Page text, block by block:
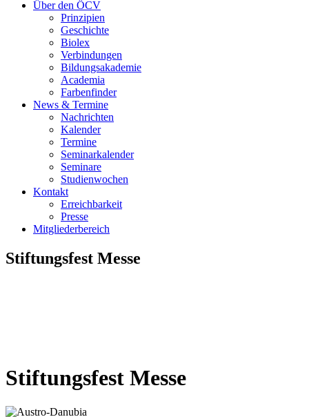
Über den ÖCV
Prinzipien
Geschichte
Biolex
Verbindungen
Bildungsakademie
Academia
Farbenfinder
News & Termine
Nachrichten
Kalender
Termine
Seminarkalender
Seminare
Studienwochen
Kontakt
Erreichbarkeit
Presse
Mitgliederbereich
Stiftungsfest Messe
Stiftungsfest Messe